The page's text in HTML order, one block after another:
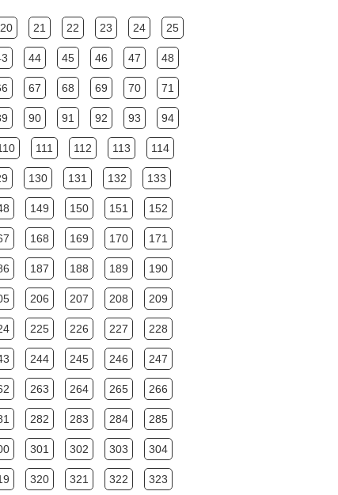
20 21 22 23 24 25
44 45 46 47 48
67 68 69 70 71
90 91 92 93 94
111 112 113 114
130 131 132 133
149 150 151 152
168 169 170 171
187 188 189 190
206 207 208 209
225 226 227 228
244 245 246 247
263 264 265 266
282 283 284 285
301 302 303 304
320 321 322 323